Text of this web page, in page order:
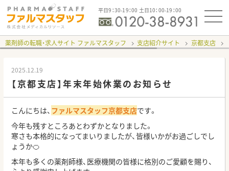
平日9：30-19：00 土日10：00-19：00
薬剤師の転職・求人サイト ファルマスタッフ 支店紹介サイト 京都支店
2025.12.19
【京都支店】年末年始休業のお知らせ
こんにちは、 ファルマスタッフ京都支店です。
今年も残すところあとわずかとなりました。
寒さも本格的になってまいりましたが、皆様いかがお過ごしでし
ょうか🍊
本年も多くの薬剤師様、医療機関の皆様に格別のご愛顧を賜り、